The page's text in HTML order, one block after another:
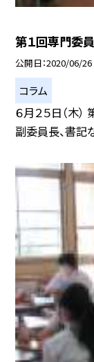
第１回専門委員
公開日 2020/06/26
コラム
６月２５日（木
副委員長、書記